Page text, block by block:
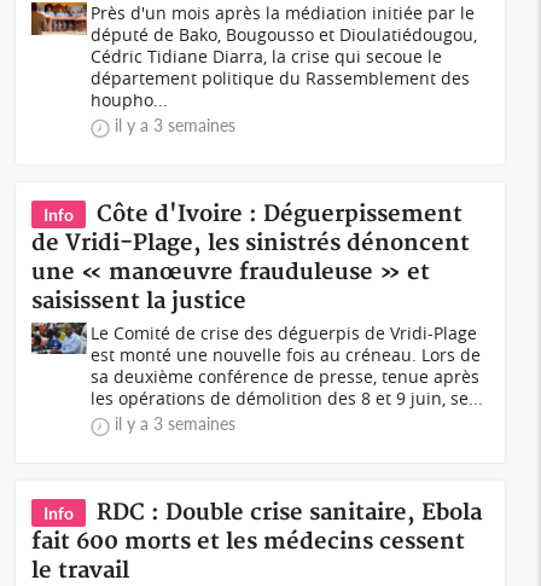
Près d'un mois après la médiation initiée par le
député de Bako, Bougousso et Dioulatiédougou,
Cédric Tidiane Diarra, la crise qui secoue le
département politique du Rassemblement des
houpho...
il y a 3 semaines
Info
Côte d'Ivoire : Déguerpissement
de Vridi-Plage, les sinistrés dénoncent
une « manœuvre frauduleuse » et
saisissent la justice
Le Comité de crise des déguerpis de Vridi-Plage
est monté une nouvelle fois au créneau. Lors de
sa deuxième conférence de presse, tenue après
les opérations de démolition des 8 et 9 juin, se...
il y a 3 semaines
Info
RDC : Double crise sanitaire, Ebola
fait 600 morts et les médecins cessent
le travail